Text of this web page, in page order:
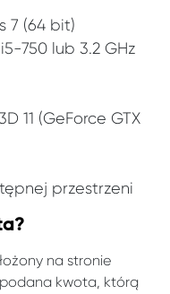
7 (64 bit)
750 lub 3.2 GHz
11 (GeForce GTX
przestrzeni
na stronie
kwota, którą